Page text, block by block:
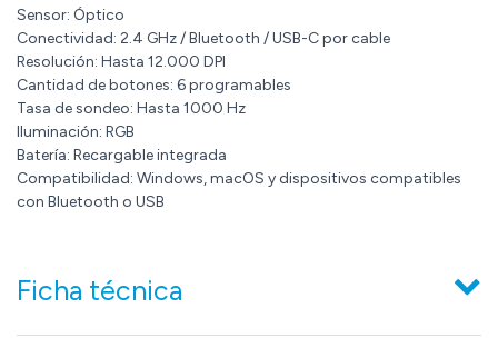
Sensor: Óptico
Conectividad: 2.4 GHz / Bluetooth / USB-C por cable
Resolución: Hasta 12.000 DPI
Cantidad de botones: 6 programables
Tasa de sondeo: Hasta 1000 Hz
Iluminación: RGB
Batería: Recargable integrada
Compatibilidad: Windows, macOS y dispositivos compatibles
con Bluetooth o USB
Ficha técnica